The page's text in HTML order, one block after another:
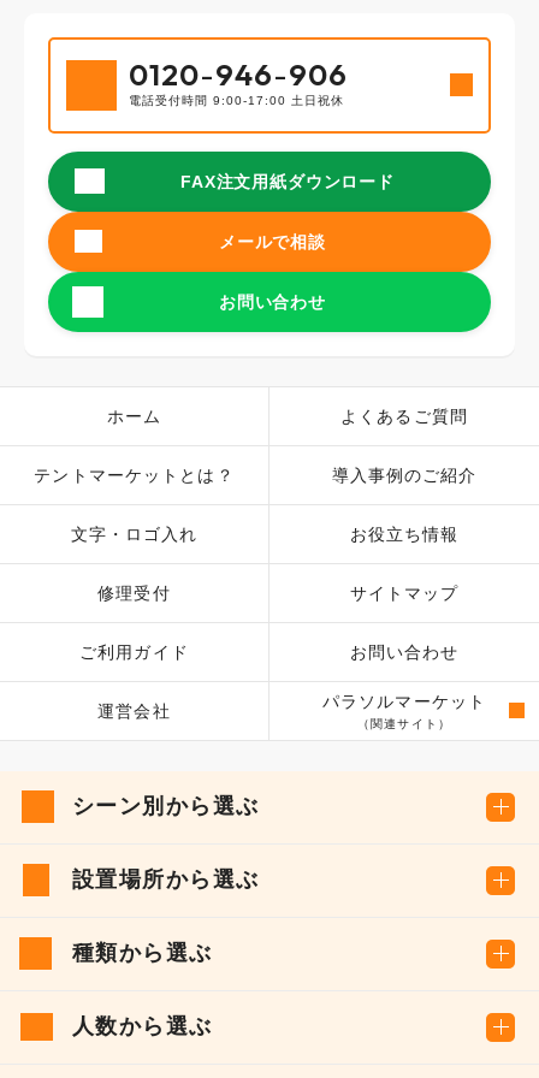
0120-946-906
電話受付時間 9:00-17:00 土日祝休
FAX注文用紙ダウンロード
メールで相談
お問い合わせ
ホーム
テントマーケットとは？
文字・ロゴ入れ
修理受付
ご利用ガイド
運営会社
よくあるご質問
導入事例のご紹介
お役立ち情報
サイトマップ
お問い合わせ
パラソルマーケット
（関連サイト）
シーン別から選ぶ
設置場所から選ぶ
種類から選ぶ
人数から選ぶ